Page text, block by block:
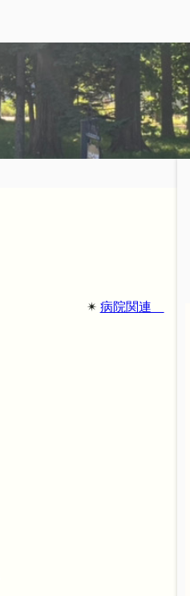
✴︎ 病院関連